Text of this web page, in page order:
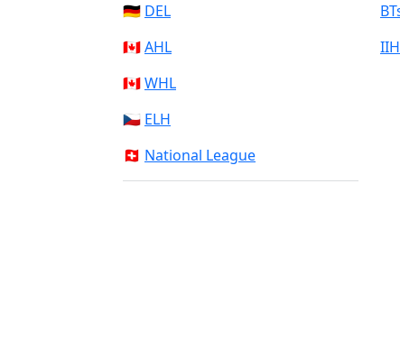
🇩🇪 DEL
🇨🇦AHL
🇨🇦WHL
🇨🇿 ELH
🇨🇭 National League